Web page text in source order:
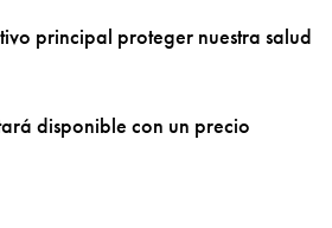
principal proteger nuestra salud
disponible con un precio